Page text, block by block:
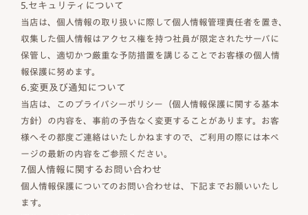
5.セキュリティについて
当店は、個人情報の取り扱いに際して個人情報管理責任者を置き、
収集した個人情報はアクセス権を持つ社員が限定されたサーバに
保管し、適切かつ厳重な予防措置を講じることでお客様の個人情
報保護に努めます。
6.変更及び通知について
当店は、このプライバシーポリシー（個人情報保護に関する基本
方針）の内容を、事前の予告なく変更することがあります。お客
様へその都度ご連絡はいたしかねますので、ご利用の際には本ペ
ージの最新の内容をご参照ください。
7.個人情報に関するお問い合わせ
個人情報保護についてのお問い合わせは、下記までお願いいたし
ます。